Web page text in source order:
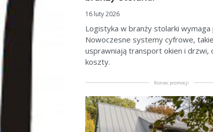
16 luty 2026
Logistyka w branży stolarki wymaga
Nowoczesne systemy cyfrowe,
usprawniają transport okien i drzwi,
koszty.
Koniec promocji